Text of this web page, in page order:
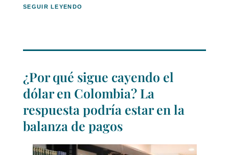
SEGUIR LEYENDO
¿Por qué sigue cayendo el
dólar en Colombia? La
respuesta podría estar en la
balanza de pagos